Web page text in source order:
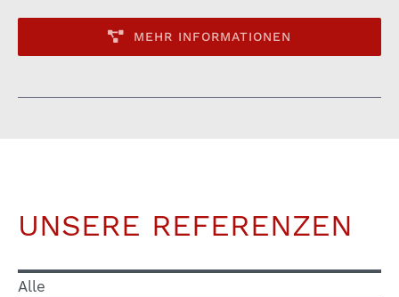
MEHR INFORMATIONEN
UNSERE REFERENZEN
Alle